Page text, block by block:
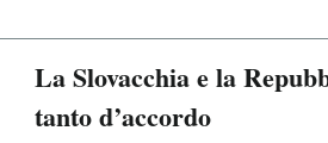
La Slovacchia e la
tanto d’accordo